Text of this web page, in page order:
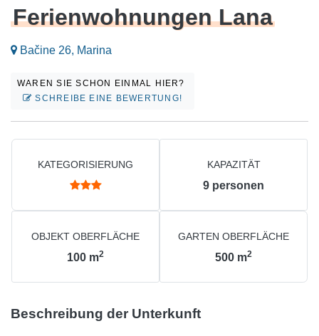
Ferienwohnungen Lana
Bačine 26, Marina
WAREN SIE SCHON EINMAL HIER?
SCHREIBE EINE BEWERTUNG!
KATEGORISIERUNG KAPAZITÄT
9 personen
OBJEKT OBERFLÄCHE
100 m2
GARTEN OBERFLÄCHE
500 m2
Beschreibung der Unterkunft